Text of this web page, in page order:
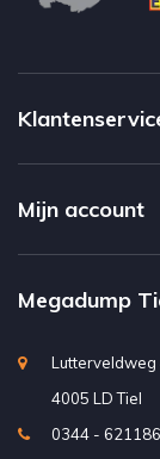
Mijn account
Megadump
Lutterveldweg
4005 LD Tiel
0344 - 621186